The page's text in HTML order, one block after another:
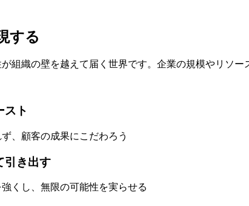
する
組織の壁を越えて届く世界です。企業の規模やリソ
ト
、顧客の成果にこだわろう
引き出す
くし、無限の可能性を実らせる